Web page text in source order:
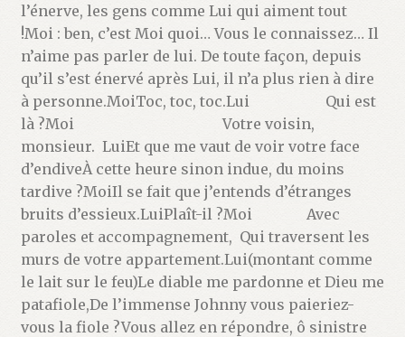
l’énerve, les gens comme Lui qui aiment tout
!Moi : ben, c’est Moi quoi… Vous le connaissez… Il
n’aime pas parler de lui. De toute façon, depuis
qu’il s’est énervé après Lui, il n’a plus rien à dire
à personne.MoiToc, toc, toc.Lui Qui est
là ?Moi Votre voisin,
monsieur. LuiEt que me vaut de voir votre face
d’endiveÀ cette heure sinon indue, du moins
tardive ?MoiIl se fait que j’entends d’étranges
bruits d’essieux.LuiPlaît-il ?Moi Avec
paroles et accompagnement, Qui traversent les
murs de votre appartement.Lui(montant comme
le lait sur le feu)Le diable me pardonne et Dieu me
patafiole,De l’immense Johnny vous paieriez-
vous la fiole ?Vous allez en répondre, ô sinistre